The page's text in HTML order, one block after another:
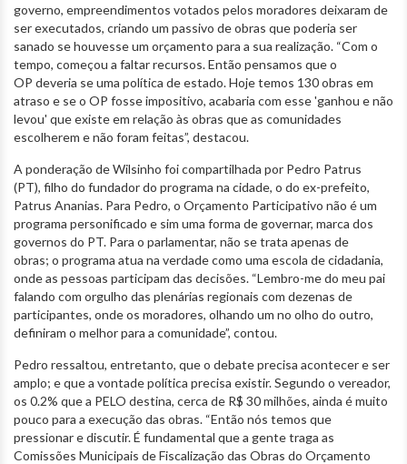
governo, empreendimentos votados pelos moradores deixaram de
ser executados, criando um passivo de obras que poderia ser
sanado se houvesse um orçamento para a sua realização. “Com o
tempo, começou a faltar recursos. Então pensamos que o
OP deveria se uma política de estado. Hoje temos 130 obras em
atraso e se o OP fosse impositivo, acabaria com esse 'ganhou e não
levou' que existe em relação às obras que as comunidades
escolherem e não foram feitas”, destacou.
A ponderação de Wilsinho foi compartilhada por Pedro Patrus
(PT), filho do fundador do programa na cidade, o do ex-prefeito,
Patrus Ananias. Para Pedro, o Orçamento Participativo não é um
programa personificado e sim uma forma de governar, marca dos
governos do PT. Para o parlamentar, não se trata apenas de
obras; o programa atua na verdade como uma escola de cidadania,
onde as pessoas participam das decisões. “Lembro-me do meu pai
falando com orgulho das plenárias regionais com dezenas de
participantes, onde os moradores, olhando um no olho do outro,
definiram o melhor para a comunidade”, contou.
Pedro ressaltou, entretanto, que o debate precisa acontecer e ser
amplo; e que a vontade política precisa existir. Segundo o vereador,
os 0.2% que a PELO destina, cerca de R$ 30 milhões, ainda é muito
pouco para a execução das obras. “Então nós temos que
pressionar e discutir. É fundamental que a gente traga as
Comissões Municipais de Fiscalização das Obras do Orçamento